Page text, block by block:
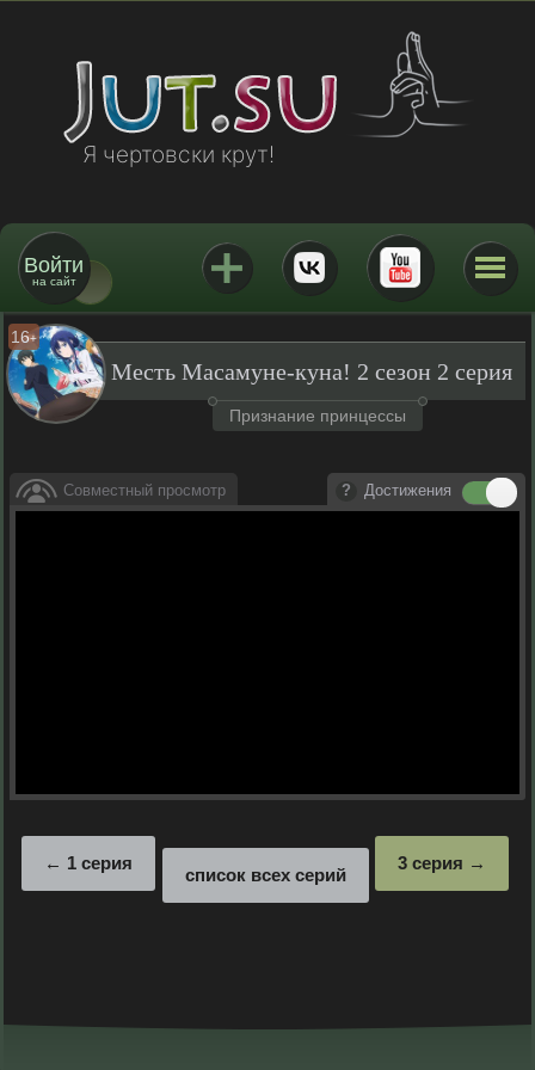
Я чертовски крут!
Войти
на сайт
16+
Месть Масамуне-куна! 2 сезон 2 серия
Признание принцессы
Совместный просмотр Достижения
3 серия
1 серия
список всех серий